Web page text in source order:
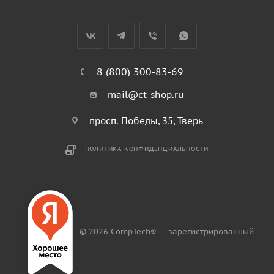
8 (800) 300-83-69
mail@ct-shop.ru
просп. Победы, 35, Тверь
ПОЛИТИКА КОНФИДЕНЦИАЛЬНОСТИ
© 2026 CompTech® — зарегистрированный